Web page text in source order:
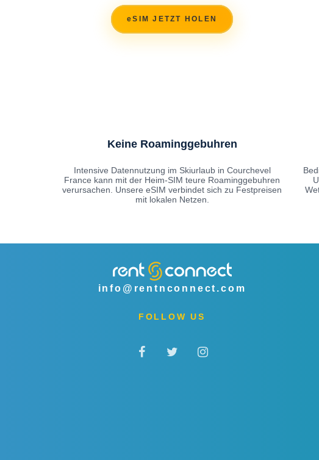
eSIM JETZT HOLEN
Keine Roaminggebuhren
Intensive Datennutzung im Skiurlaub in Courchevel
France kann mit der Heim-SIM teure Roaminggebuhren
verursachen. Unsere eSIM verbindet sich zu Festpreisen
mit lokalen Netzen.
info@rentnconnect.com
FOLLOW US